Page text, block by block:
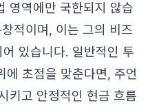
영역에만 국한되지 않습
적이며, 이는 그의 비즈
있습니다. 일반적인 투
에 초점을 맞춘다면, 주언
키고 안정적인 현금 흐름